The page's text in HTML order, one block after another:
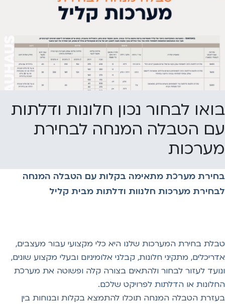
לבחור נכון חלונות ודלתות
הטבלה המנחה לבחירת
מערכת מתאימה בקלות עם הטבלה המנחה
מערכות חלנוות ודלתות מבית קליל
בחירת המערכות שלנו היא כלי מקצועי עבור מעצבים,
מתקיני חלונות, קבלני אלומיניום ובעלי מקצוע שונים,
לעזור לבחור ולהתאים בצורה קלה ופשוטה את מערכת
או הדלתות לפרויקט שלכם.
הטבלה המנחה תוכלו להתמצא בקלות ובנוחות בין